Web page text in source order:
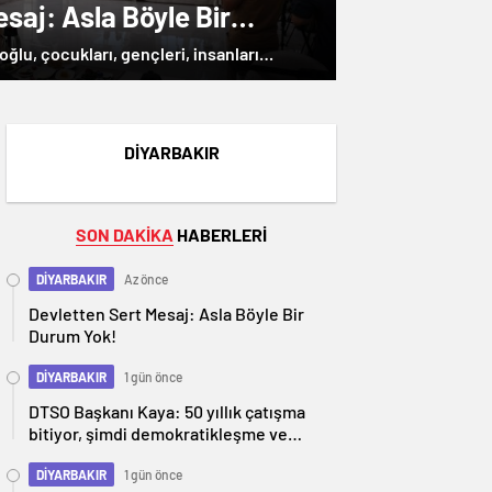
Asla Böyle Bir
çocukları, gençleri, insanları
göz açtırmamak üzere tüm ilgili
zafiyeti bulunduğu yönündeki iddiaları
bu kentin turizmine ihanet
DIYARBAKIR
SON DAKİKA HABERLERİ
DİYARBAKIR Az önce
Devletten Sert Mesaj: Asla Böyle Bir
Durum Yok!
DİYARBAKIR 1 gün önce
DTSO Başkanı Kaya: 50 yıllık çatışma
bitiyor, şimdi demokratikleşme ve
DİYARBAKIR 1 gün önce